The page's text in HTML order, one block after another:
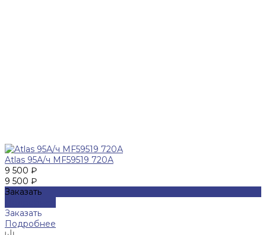
Atlas 95А/ч MF59519 720А
9 500 ₽
9 500 ₽
Заказать
Заказать
Подробнее